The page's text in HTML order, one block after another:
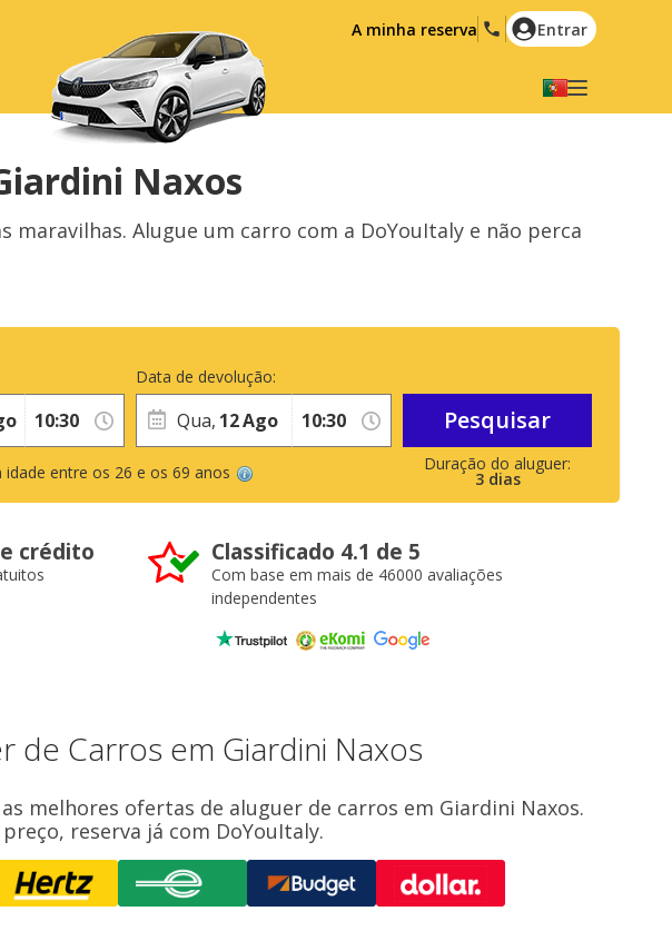
A minha reserva Entrar
Italiano
Nederlands
Русский
Hrvatski
العربية
Naxos
Alugue um carro com a DoYouItaly e não perca
3 dias
Data de devolução:
Qua, 12Ago
entre os 26 e os 69 anos
Pesquisar
crédito Classificado 4.1 de 5
Com base em mais de 46000 avaliações
independentes
Carros em Giardini Naxos
melhores ofertas de aluguer de carros em Giardini Naxos.
reserva já com DoYouItaly.